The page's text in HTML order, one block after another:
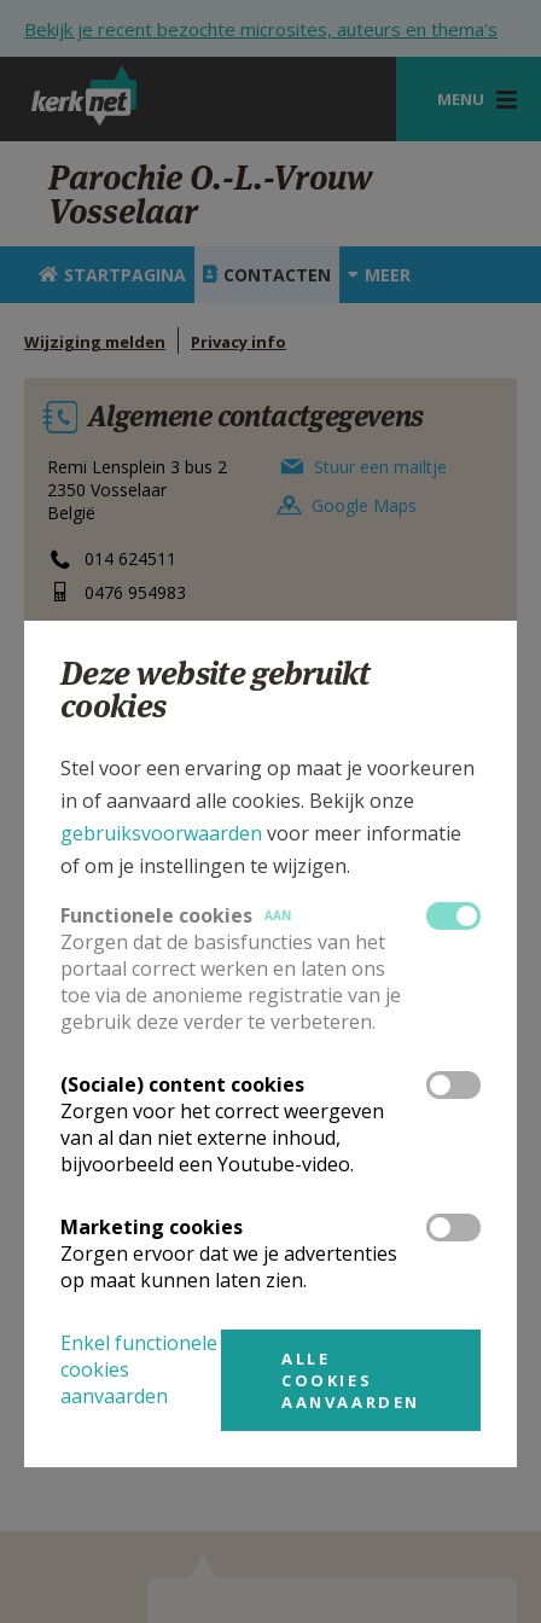
Bekijk je recent bezochte microsites, auteurs en thema's
MENU
STARTPAGINA
KERK
VIERINGEN
HULP
STARTPAGINA PORTAAL
MIJN PAROCHIE
AANMELDEN OF REGISTREREN
Parochie O.-L.-Vrouw
Vosselaar
STARTPAGINA CONTACTEN MEER
Wijziging melden Privacy info
Algemene contactgegevens
Remi Lensplein 3 bus 2
2350 Vosselaar
België
014 624511
0476 954983
Stuur een mailtje
Google Maps
Remi Lensplein 3 bus 2, 2350 Vosselaar
Organisatiestructuur
Niet gevonden wat je zocht? Hier vind je links naar de
gegevens van andere organisaties op het boven-,
onderliggende of gelijke niveau.
Weergeven
PE Clara van Assisi
Deze website gebruikt
cookies
Stel voor een ervaring op maat je voorkeuren
in of aanvaard alle cookies. Bekijk onze
gebruiksvoorwaarden voor meer informatie
of om je instellingen te wijzigen.
Functionele cookies
AAN
Zorgen dat de basisfuncties van het
portaal correct werken en laten ons
toe via de anonieme registratie van je
gebruik deze verder te verbeteren.
(Sociale) content cookies
Zorgen voor het correct weergeven
van al dan niet externe inhoud,
bijvoorbeeld een Youtube-video.
Marketing cookies
Zorgen ervoor dat we je advertenties
op maat kunnen laten zien.
Enkel functionele
cookies
aanvaarden
ALLE
COOKIES
AANVAARDEN